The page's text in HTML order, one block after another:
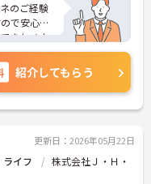
のご経験
で安心し
きたノウ
ており、
社員への
すすめで
トなど、
にご相談
紹介してもらう
更新日：2026年05月22日
イフ
株式会社Ｊ・Ｈ・